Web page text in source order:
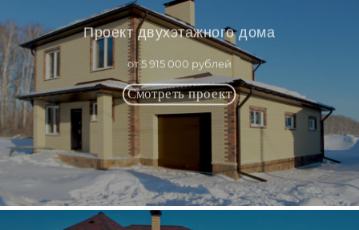
Проект двухэтажного дома
от 5 915 000 рублей